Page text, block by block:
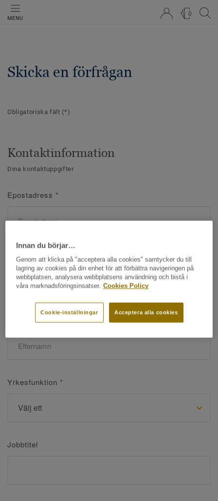
MENU
0
Skicka en förfrågan
Obligatoriska fält (*)
Kontaktinformation
Dina kontaktuppgifter
Epostadress *
Namn*
Efternamn*
Yrkesfunktion *
Jobbtitel
Innan du börjar…
Genom att klicka på "acceptera alla cookies" samtycker du till
lagring av cookies på din enhet för att förbättra navigeringen på
webbplatsen, analysera webbplatsens användning och bistå i
våra marknadsföringsinsatser. Cookies Policy
Acceptera alla cookies
Cookie-inställningar